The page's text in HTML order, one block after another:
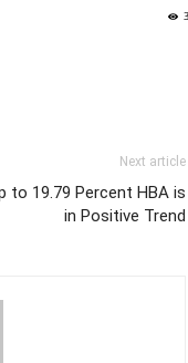
Next article
to 19.79 Percent HBA is
in Positive Trend